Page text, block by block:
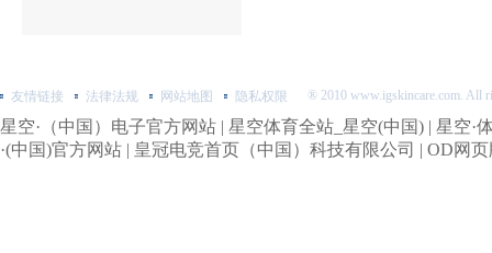
友情链接 法律法规 网站地图 隐私权限 ® 2010 www.igskincare.com. All
星空·（中国）电子官方网站 | 星空体育全站_星空(中国) | 星空·
·(中国)官方网站 | 皇冠电竞首页（中国）科技有限公司 | OD网页